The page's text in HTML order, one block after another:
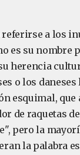
referirse a los
es su nombre
herencia
o los
esquimal, que
de raquetas
pero la
la palabra